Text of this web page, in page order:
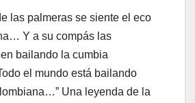
las palmeras se siente el eco
Y a su compás las
bailando la cumbia
el mundo está bailando
Una leyenda de la